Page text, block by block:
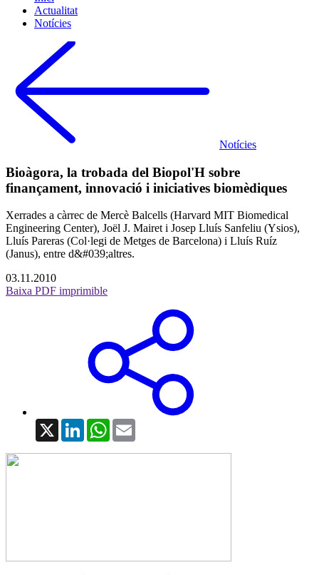
Actualitat
Notícies
Notícies
Bioàgora, la trobada del Biopol'H sobre
finançament, innovació i iniciatives biomèdiques
Xerrades a càrrec de Mercè Balcells (Harvard MIT Biomedical
Engineering Center), Joël J. Mairet i Josep Lluís Sanfeliu (Ysios),
Lluís Pareras (Col·legi de Metges de Barcelona) i Lluís Ruíz
(Janus), entre d&#039;altres.
03.11.2010
Baixa PDF imprimible
X LinkedInWhatsApp